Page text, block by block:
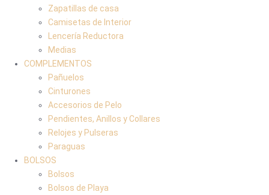
Zapatillas de casa
Camisetas de Interior
Lencería Reductora
Medias
COMPLEMENTOS
Pañuelos
Cinturones
Accesorios de Pelo
Pendientes, Anillos y Collares
Relojes y Pulseras
Paraguas
BOLSOS
Bolsos
Bolsos de Playa